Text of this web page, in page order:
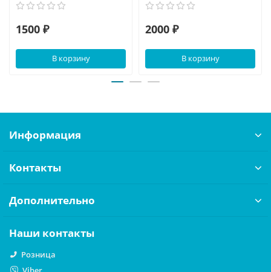
1500 ₽
В корзину
2000 ₽
В корзину
Информация
Контакты
Дополнительно
Наши контакты
Розница